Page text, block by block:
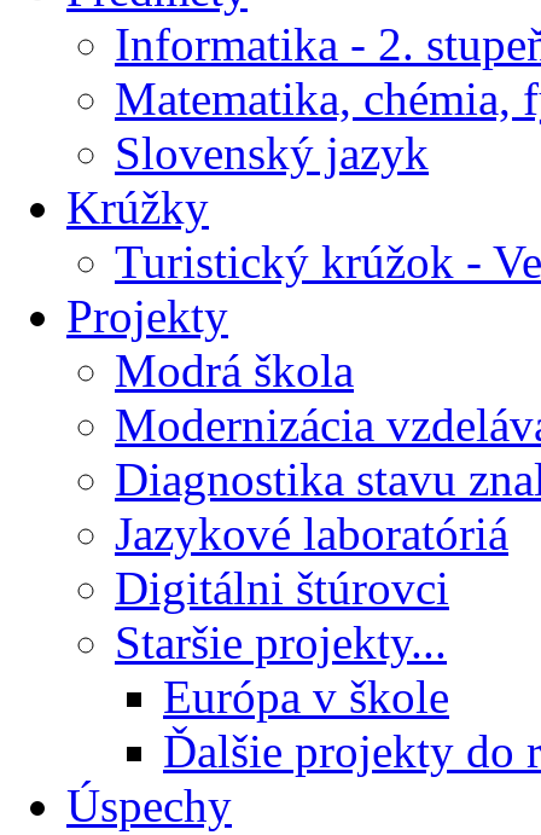
Informatika - 2.
Matematika, chémia,
Slovenský jazyk
Krúžky
Turistický krúžok -
Projekty
Modrá škola
Modernizácia
Diagnostika stavu
Jazykové laboratóriá
Digitálni štúrovci
Staršie projekty...
Európa v škole
Ďalšie projekty do
Úspechy